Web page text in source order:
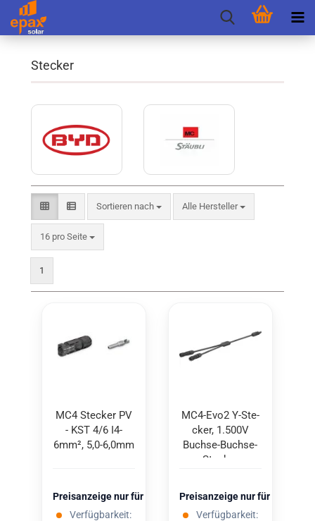
Stecker
Sortieren nach Alle Hersteller
16 pro Seite
1
MC4 Ste­cker PV
- KST 4/6 I4-​
6mm², 5,0-6,0mm
Preisanzeige nur für freigeschaltete Kunden
Verfügbarkeit:
MC4-​Evo2 Y-​Ste­
cker, 1.500V
Buchse-​​Buchse-​
Stecker
Preisanzeige nur für
Verfügbarkeit: